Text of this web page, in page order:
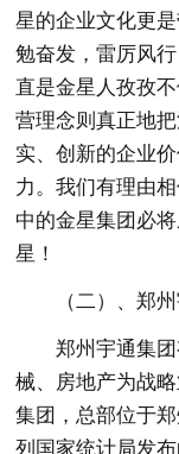
星的企业文化更
勉奋发，雷厉风
直是金星人孜孜
营理念则真正地
实、创新的企业
力。我们有理由
中的金星集团必
星！
（二）、郑
郑州宇通集
械、房地产为战
集团，总部位于
列国家统计局发